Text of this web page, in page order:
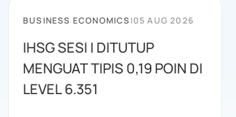
BUSINESS ECONOMICS|05 AUG 2026
IHSG SESI I DITUTUP
MENGUAT TIPIS 0,19 POIN DI
LEVEL 6.351